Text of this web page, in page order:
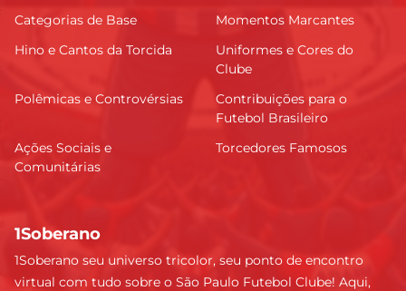
Categorias de Base
Momentos Marcantes
Hino e Cantos da Torcida
Uniformes e Cores do
Clube
Polêmicas e Controvérsias
Contribuições para o
Futebol Brasileiro
Ações Sociais e
Comunitárias
Torcedores Famosos
1Soberano
1Soberano seu universo tricolor, seu ponto de encontro
virtual com tudo sobre o São Paulo Futebol Clube! Aqui,